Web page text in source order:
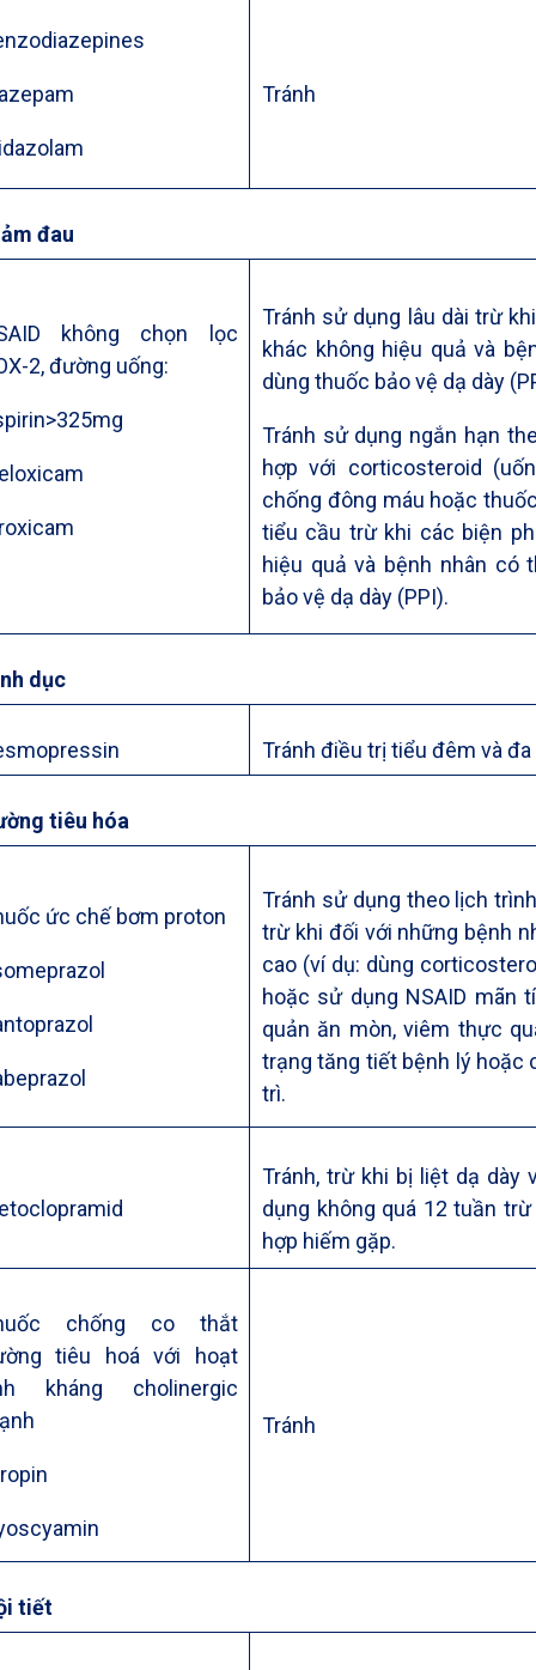
Tránh
đau
không chọn lọc
2, đường uống:
Tránh sử dụng lâu dài trừ
khác không hiệu quả và
dùng thuốc bảo vệ dạ dày
Tránh sử dụng ngắn hạn
hợp với corticosteroid
chống đông máu hoặc
tiểu cầu trừ khi các biện
hiệu quả và bệnh nhân có
bảo vệ dạ dày (PPI).
dục
Tránh điều trị tiểu đêm và
tiêu hóa
ức chế bơm proton
Tránh sử dụng theo lịch
trừ khi đối với những bệnh
cao (ví dụ: dùng
hoặc sử dụng NSAID mãn
quản ăn mòn, viêm thực
trạng tăng tiết bệnh lý hoặc
trì.
Tránh, trừ khi bị liệt dạ dày
dụng không quá 12 tuần
hợp hiếm gặp.
chống co thắt
tiêu hoá với hoạt
kháng cholinergic
Tránh
tiết